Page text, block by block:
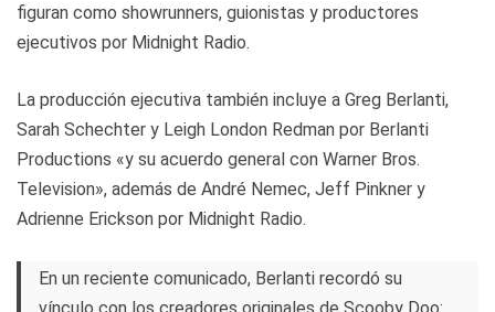
figuran como showrunners, guionistas y productores
ejecutivos por Midnight Radio.
La producción ejecutiva también incluye a Greg Berlanti,
Sarah Schechter y Leigh London Redman por Berlanti
Productions «y su acuerdo general con Warner Bros.
Television», además de André Nemec, Jeff Pinkner y
Adrienne Erickson por Midnight Radio.
En un reciente comunicado, Berlanti recordó su